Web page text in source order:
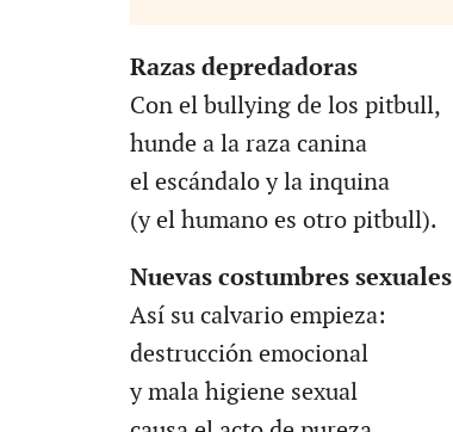
Razas depredadoras
Con el bullying de los pitbull,
hunde a la raza canina
el escándalo y la inquina
(y el humano es otro pitbull).
Nuevas costumbres sexuales
Así su calvario empieza:
destrucción emocional
y mala higiene sexual